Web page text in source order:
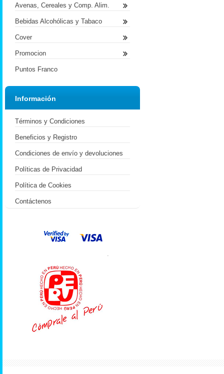
Avenas, Cereales y Comp. Alim.
Bebidas Alcohólicas y Tabaco
Cover
Promocion
Puntos Franco
Información
Términos y Condiciones
Beneficios y Registro
Condiciones de envío y devoluciones
Políticas de Privacidad
Política de Cookies
Contáctenos
.